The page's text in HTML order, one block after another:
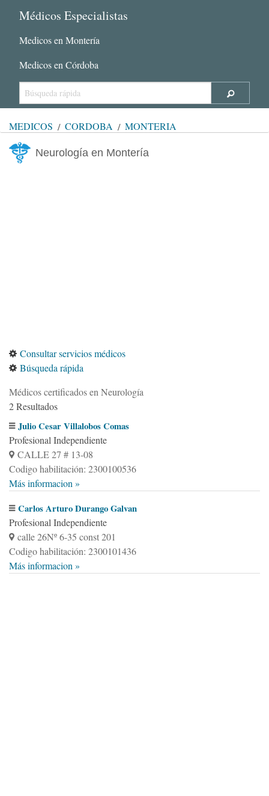
Médicos Especialistas
Medicos en Montería
Medicos en Córdoba
MÉDICOS CÓRDOBA MONTERÍA
Neurología en Montería
Consultar servicios médicos
Búsqueda rápida
Médicos certificados en Neurología
2 Resultados
Julio Cesar Villalobos Comas
Profesional Independiente
CALLE 27 # 13-08
Codigo habilitación: 2300100536
Más informacion »
Carlos Arturo Durango Galvan
Profesional Independiente
calle 26Nº 6-35 const 201
Codigo habilitación: 2300101436
Más informacion »